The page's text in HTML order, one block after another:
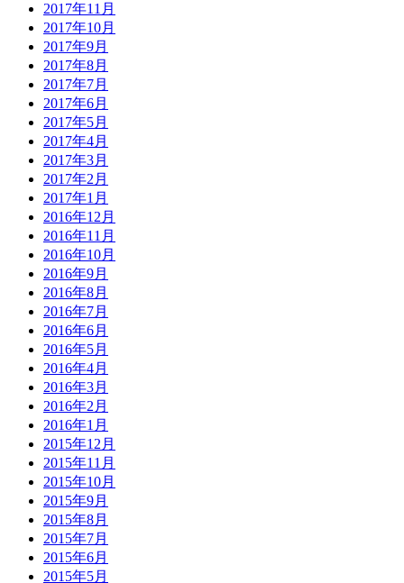
2017年11月
2017年10月
2017年9月
2017年8月
2017年7月
2017年6月
2017年5月
2017年4月
2017年3月
2017年2月
2017年1月
2016年12月
2016年11月
2016年10月
2016年9月
2016年8月
2016年7月
2016年6月
2016年5月
2016年4月
2016年3月
2016年2月
2016年1月
2015年12月
2015年11月
2015年10月
2015年9月
2015年8月
2015年7月
2015年6月
2015年5月